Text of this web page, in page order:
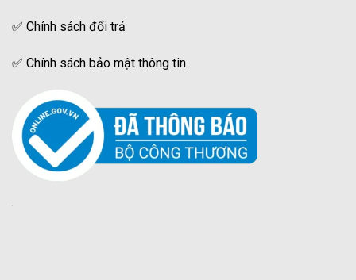
✅ Chính sách đổi trả
✅ Chính sách bảo mật thông tin